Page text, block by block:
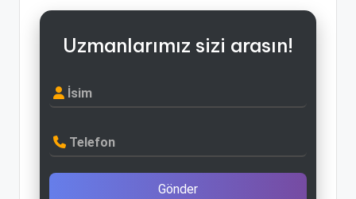
Uzmanlarımız sizi arasın!
İsim
Telefon
Gönder